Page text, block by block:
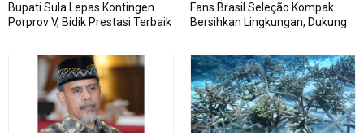
Bupati Sula Lepas Kontingen
Porprov V, Bidik Prestasi Terbaik
Fans Brasil Seleção Kompak
Bersihkan Lingkungan, Dukung